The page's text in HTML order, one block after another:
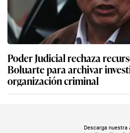
Poder Judicial rechaza
Boluarte para archivar
organización criminal
Descarga nuestra